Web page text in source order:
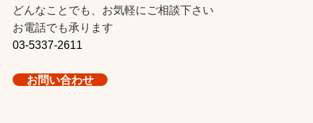
どんなことでも、お気軽にご相談下さい
お電話でも承ります
03-5337-2611
お問い合わせ